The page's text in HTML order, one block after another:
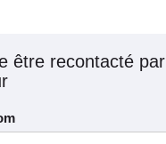
être recontacté par